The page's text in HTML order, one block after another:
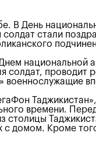
В День
стали
национальной
солдат, проводит
военнослужащие
времени.
столицы
домом. Кроме